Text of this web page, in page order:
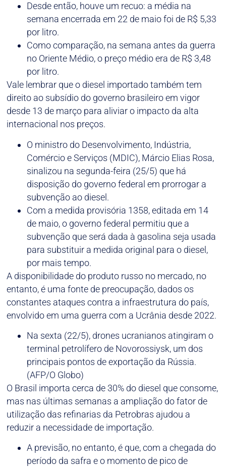
Desde então, houve um recuo: a média na
semana encerrada em 22 de maio foi de R$ 5,33
por litro.
Como comparação, na semana antes da guerra
no Oriente Médio, o preço médio era de R$ 3,48
por litro.
Vale lembrar que o diesel importado também tem
direito ao subsídio do governo brasileiro em vigor
desde 13 de março para aliviar o impacto da alta
internacional nos preços.
O ministro do Desenvolvimento, Indústria,
Comércio e Serviços (MDIC), Márcio Elias Rosa,
sinalizou na segunda-feira (25/5) que há
disposição do governo federal em prorrogar a
subvenção ao diesel.
Com a medida provisória 1358, editada em 14
de maio, o governo federal permitiu que a
subvenção que será dada à gasolina seja usada
para substituir a medida original para o diesel,
por mais tempo.
A disponibilidade do produto russo no mercado, no
entanto, é uma fonte de preocupação, dados os
constantes ataques contra a infraestrutura do país,
envolvido em uma guerra com a Ucrânia desde 2022.
Na sexta (22/5), drones ucranianos atingiram o
terminal petrolífero de Novorossiysk, um dos
principais pontos de exportação da Rússia.
(AFP/O Globo)
O Brasil importa cerca de 30% do diesel que consome,
mas nas últimas semanas a ampliação do fator de
utilização das refinarias da Petrobras ajudou a
reduzir a necessidade de importação.
A previsão, no entanto, é que, com a chegada do
período da safra e o momento de pico de